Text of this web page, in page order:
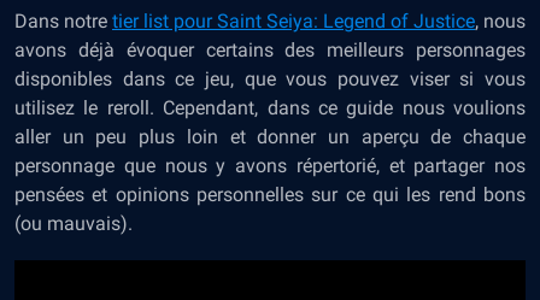
Dans notre tier list pour Saint Seiya: Legend of Justice, nous
avons déjà évoquer certains des meilleurs personnages
disponibles dans ce jeu, que vous pouvez viser si vous
utilisez le reroll. Cependant, dans ce guide nous voulions
aller un peu plus loin et donner un aperçu de chaque
personnage que nous y avons répertorié, et partager nos
pensées et opinions personnelles sur ce qui les rend bons
(ou mauvais).